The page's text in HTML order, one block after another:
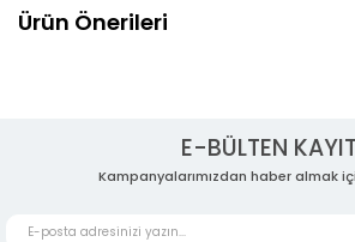
Ürün Önerileri
E-BÜLTEN KAYIT
Kampanyalarımızdan haber almak